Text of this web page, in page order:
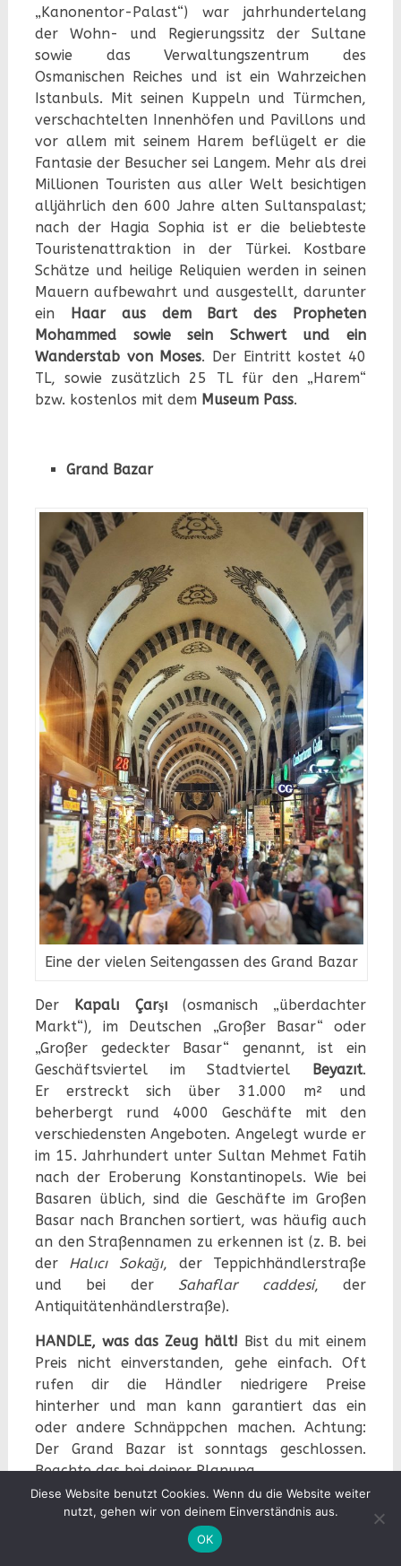
„Kanonentor-Palast“) war jahrhundertelang
der Wohn- und Regierungssitz der Sultane
sowie das Verwaltungszentrum des
Osmanischen Reiches und ist ein Wahrzeichen
Istanbuls. Mit seinen Kuppeln und Türmchen,
verschachtelten Innenhöfen und Pavillons und
vor allem mit seinem Harem beflügelt er die
Fantasie der Besucher sei Langem. Mehr als drei
Millionen Touristen aus aller Welt besichtigen
alljährlich den 600 Jahre alten Sultanspalast;
nach der Hagia Sophia ist er die beliebteste
Touristenattraktion in der Türkei. Kostbare
Schätze und heilige Reliquien werden in seinen
Mauern aufbewahrt und ausgestellt, darunter
ein
Haar aus dem Bart des Propheten
Mohammed sowie sein Schwert und ein
Wanderstab von Moses. Der Eintritt kostet 40
TL, sowie zusätzlich 25 TL für den „Harem“
bzw. kostenlos mit dem Museum Pass.
Grand Bazar
Eine der vielen Seitengassen des Grand Bazar
Der Kapalı Çarşı(osmanisch „überdachter
Markt“), im Deutschen „Großer Basar“ oder
„Großer gedeckter Basar“ genannt, ist ein
Geschäftsviertel im Stadtviertel Beyazıt.
Er erstreckt sich über 31.000 m² und
beherbergt rund 4000 Geschäfte mit den
verschiedensten Angeboten. Angelegt wurde er
im 15. Jahrhundert unter Sultan Mehmet Fatih
nach der Eroberung Konstantinopels. Wie bei
Basaren üblich, sind die Geschäfte im Großen
Basar nach Branchen sortiert, was häufig auch
an den Straßennamen zu erkennen ist (z. B. bei
der Halıcı Sokağı, der Teppichhändlerstraße
und bei der Sahaflar caddesi, der
Antiquitätenhändlerstraße).
HANDLE, was das Zeug hält! Bist du mit einem
Preis nicht einverstanden, gehe einfach. Oft
rufen dir die Händler niedrigere Preise
hinterher und man kann garantiert das ein
oder andere Schnäppchen machen. Achtung:
Der Grand Bazar ist sonntags geschlossen.
Beachte das bei deiner Planung.
Tipp:
Verlässt man den Grand Bazar über
einen der Nebenausgänge und bewegt sich
immer bergab, findet man sich schnell einem
Diese Website nutzt Google Analytics. Möchtest du
nicht weiter getrackt werden, klicke
Diese Website benutzt Cookies. Wenn du die Website weiter
nutzt, gehen wir von deinem Einverständnis aus.
OK